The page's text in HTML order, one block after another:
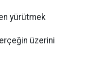
yürütmek
üzerini